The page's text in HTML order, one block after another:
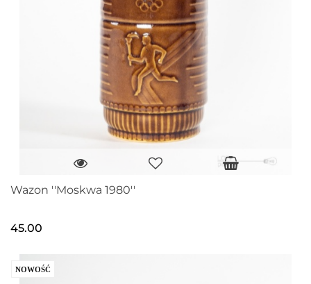
Wazon ''Moskwa 1980''
45.00
NOWOŚĆ